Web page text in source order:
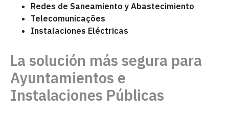
Redes de Saneamiento y Abastecimiento
Telecomunicações
Instalaciones Eléctricas
La solución más segura para
Ayuntamientos e
Instalaciones Públicas